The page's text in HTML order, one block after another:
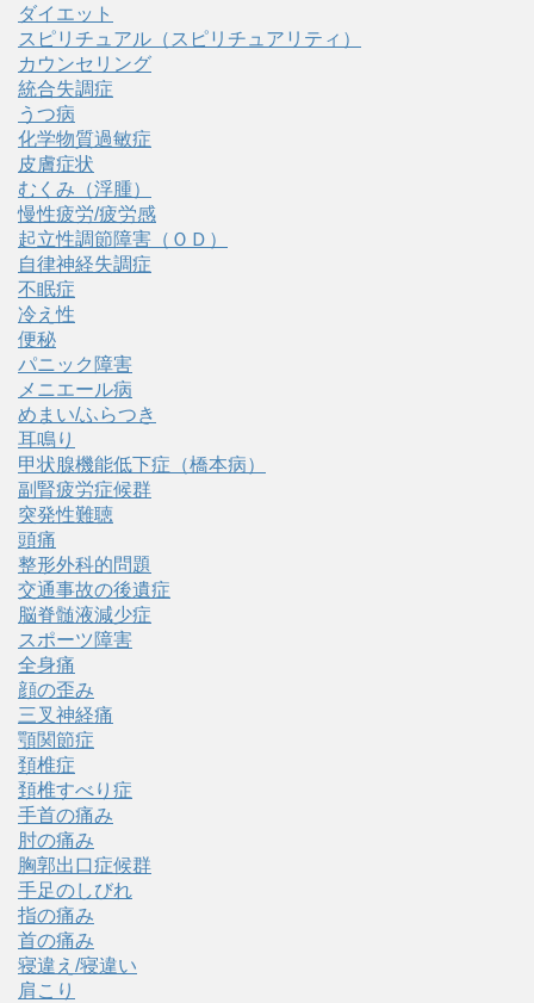
ダイエット
スピリチュアル（スピリチュアリティ）
カウンセリング
統合失調症
うつ病
化学物質過敏症
皮膚症状
むくみ（浮腫）
慢性疲労/疲労感
起立性調節障害（ＯＤ）
自律神経失調症
不眠症
冷え性
便秘
パニック障害
メニエール病
めまい/ふらつき
耳鳴り
甲状腺機能低下症（橋本病）
副腎疲労症候群
突発性難聴
頭痛
整形外科的問題
交通事故の後遺症
脳脊髄液減少症
スポーツ障害
全身痛
顔の歪み
三叉神経痛
顎関節症
頚椎症
頚椎すべり症
手首の痛み
肘の痛み
胸郭出口症候群
手足のしびれ
指の痛み
首の痛み
寝違え/寝違い
肩こり